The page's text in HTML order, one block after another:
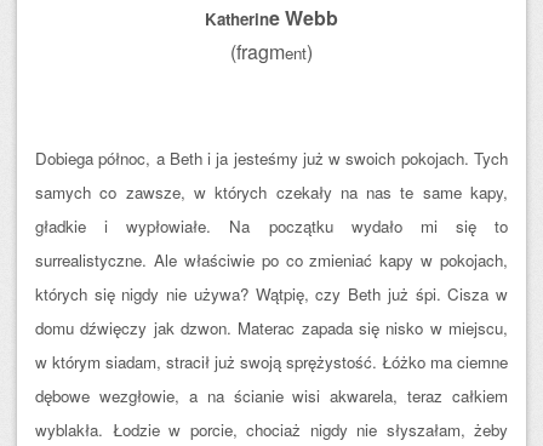
Katherine Webb
(fragment)
Dobiega północ, a Beth i ja jesteśmy już w swoich pokojach. Tych
samych co zawsze, w których czekały na nas te same kapy,
gładkie i wypłowiałe. Na początku wydało mi się to
surrealistyczne. Ale właściwie po co zmieniać kapy w pokojach,
których się nigdy nie używa? Wątpię, czy Beth już śpi. Cisza w
domu dźwięczy jak dzwon. Materac zapada się nisko w miejscu,
w którym siadam, stracił już swoją sprężystość. Łóżko ma ciemne
dębowe wezgłowie, a na ścianie wisi akwarela, teraz całkiem
wyblakła. Łodzie w porcie, chociaż nigdy nie słyszałam, żeby